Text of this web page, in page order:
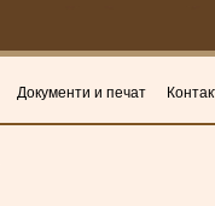
Документи и печат